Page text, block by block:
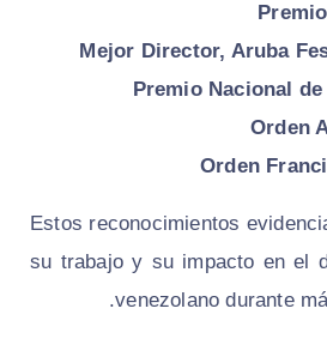
Mejor Director, Aruba
Premio Nacional de
Orden
Orden
Estos reconocimientos
su trabajo y su impacto en el
venezolano durante